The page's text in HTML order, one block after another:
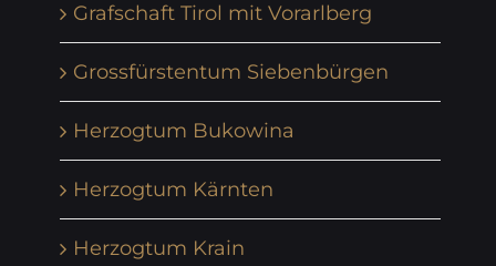
Grafschaft Tirol mit Vorarlberg
Grossfürstentum Siebenbürgen
Herzogtum Bukowina
Herzogtum Kärnten
Herzogtum Krain